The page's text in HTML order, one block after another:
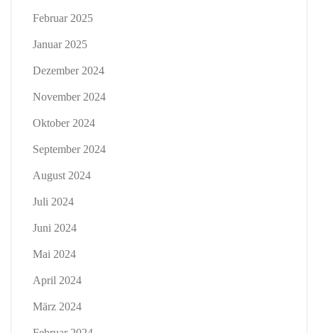
Februar 2025
Januar 2025
Dezember 2024
November 2024
Oktober 2024
September 2024
August 2024
Juli 2024
Juni 2024
Mai 2024
April 2024
März 2024